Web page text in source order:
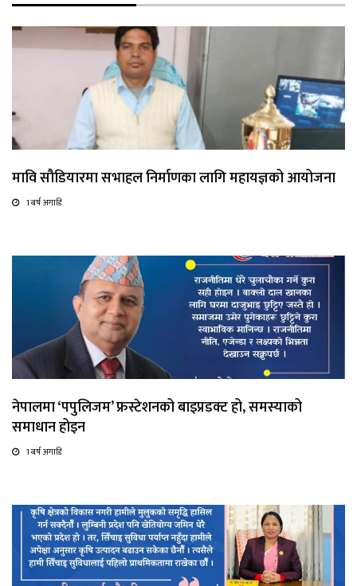
मावि सौडियारमा सभाहल निर्माणका लागि महायज्ञको आयोजना
1 बर्ष अगाडि
नेपालमा ‘पपुलिजम’ फ्रस्टेशनको बाइप्रडक्ट हो, समस्याको
समाधान होइन
1 बर्ष अगाडि